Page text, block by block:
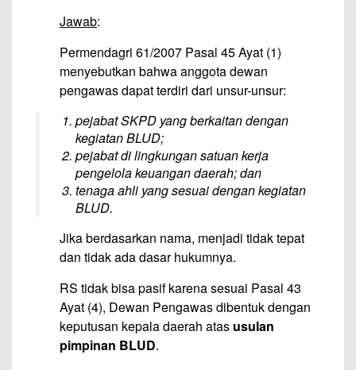
Jawab:
Permendagri 61/2007 Pasal 45 Ayat (1)
menyebutkan bahwa anggota dewan
pengawas dapat terdiri dari unsur-unsur:
pejabat SKPD yang berkaitan dengan
kegiatan BLUD;
pejabat di lingkungan satuan kerja
pengelola keuangan daerah; dan
tenaga ahli yang sesuai dengan kegiatan
BLUD.
Jika berdasarkan nama, menjadi tidak tepat
dan tidak ada dasar hukumnya.
RS tidak bisa pasif karena sesuai Pasal 43
Ayat (4), Dewan Pengawas dibentuk dengan
keputusan kepala daerah atas usulan
pimpinan BLUD.